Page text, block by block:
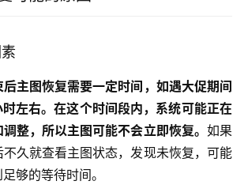
主图恢复需要一定时间，如遇大促期间
左右。在这个时间段内，系统可能正在
整，所以主图可能不会立即恢复。 如果
久就查看主图状态，发现未恢复，可能
够的等待时间。